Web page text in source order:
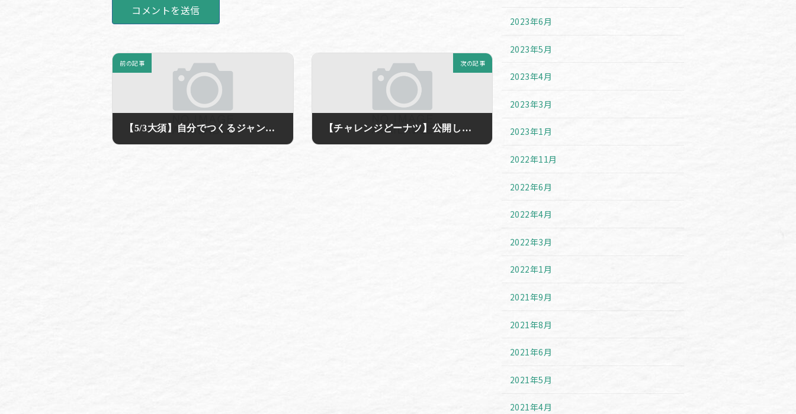
前の記事
【5/3大須】自分でつくるジャンボ綿菓子やります
次の記事
【チャレンジどーナツ】公開しました☆
2023年6月
2023年5月
2023年4月
2023年3月
2023年1月
2022年11月
2022年6月
2022年4月
2022年3月
2022年1月
2021年9月
2021年8月
2021年6月
2021年5月
2021年4月